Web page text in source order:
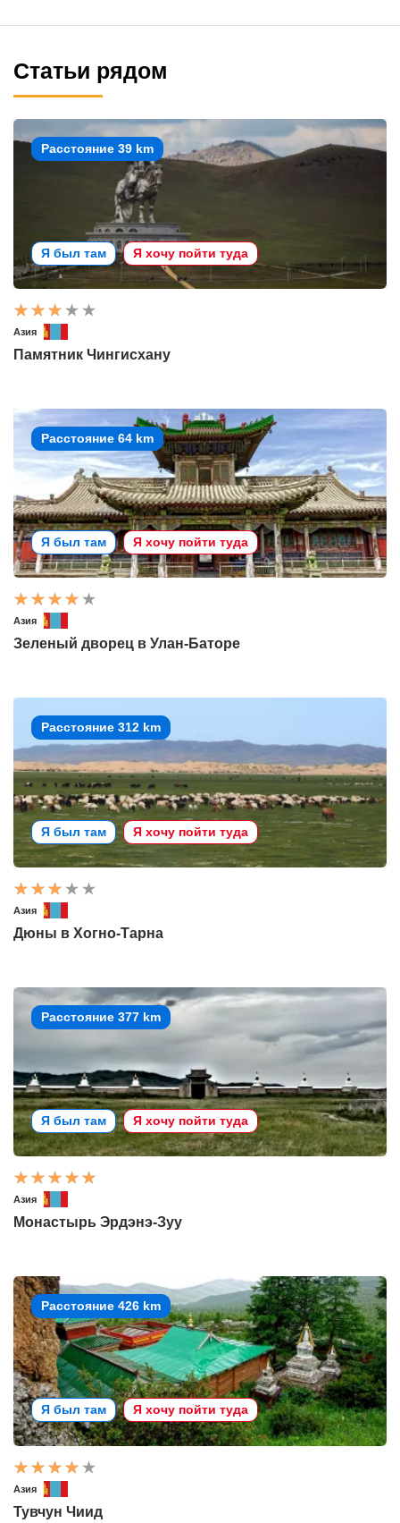
Статьи рядом
Расстояние 39 km
Я был там Я хочу пойти туда
Азия
Памятник Чингисхану
Расстояние 64 km
Я был там Я хочу пойти туда
Азия
Зеленый дворец в Улан-Баторе
Расстояние 312 km
Я был там Я хочу пойти туда
Азия
Дюны в Хогно-Тарна
Расстояние 377 km
Я был там Я хочу пойти туда
Азия
Монастырь Эрдэнэ-Зуу
Расстояние 426 km
Я был там Я хочу пойти туда
Азия
Тувчун Чиид